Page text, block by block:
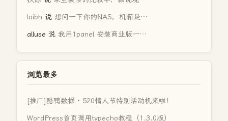
loibh 说 想问一下你的NAS，机箱是…
alluse 说 我用1panel 安装商业版一…
浏览最多
[推广]酷鸭数据 · 520情人节特别活动机来啦！
WordPress首页调用typecho教程（1.3.0版）